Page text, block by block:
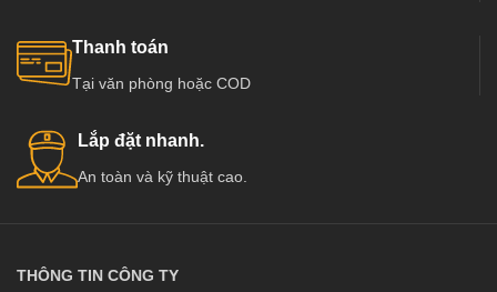
Thanh toán
Tại văn phòng hoặc COD
Lắp đặt nhanh.
An toàn và kỹ thuật cao.
THÔNG TIN CÔNG TY